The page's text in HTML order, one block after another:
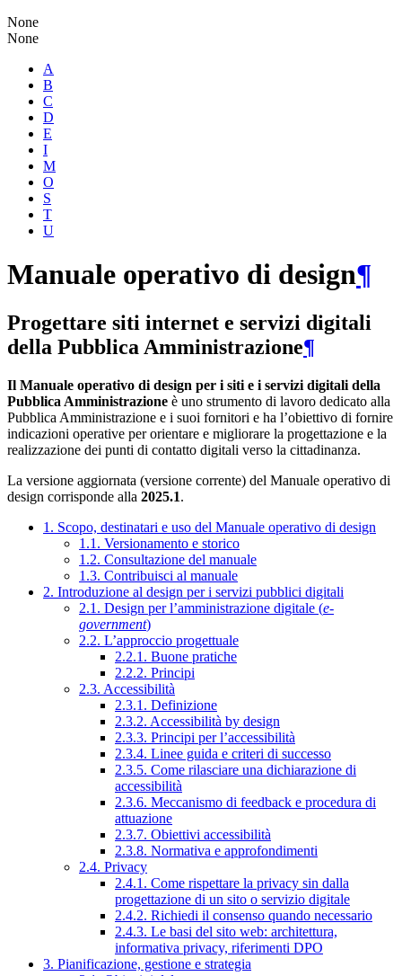
None
None
A
B
C
D
E
I
M
O
S
T
U
Manuale operativo di design¶
Progettare siti internet e servizi digitali
della Pubblica Amministrazione¶
Il Manuale operativo di design per i siti e i servizi digitali della
Pubblica Amministrazione è uno strumento di lavoro dedicato alla
Pubblica Amministrazione e i suoi fornitori e ha l’obiettivo di fornire
indicazioni operative per orientare e migliorare la progettazione e la
realizzazione dei punti di contatto digitali verso la cittadinanza.
La versione aggiornata (versione corrente) del Manuale operativo di
design corrisponde alla 2025.1.
1. Scopo, destinatari e uso del Manuale operativo di design
1.1. Versionamento e storico
1.2. Consultazione del manuale
1.3. Contribuisci al manuale
2. Introduzione al design per i servizi pubblici digitali
2.1. Design per l’amministrazione digitale (e-
government)
2.2. L’approccio progettuale
2.2.1. Buone pratiche
2.2.2. Principi
2.3. Accessibilità
2.3.1. Definizione
2.3.2. Accessibilità by design
2.3.3. Principi per l’accessibilità
2.3.4. Linee guida e criteri di successo
2.3.5. Come rilasciare una dichiarazione di
accessibilità
2.3.6. Meccanismo di feedback e procedura di
attuazione
2.3.7. Obiettivi accessibilità
2.3.8. Normativa e approfondimenti
2.4. Privacy
2.4.1. Come rispettare la privacy sin dalla
progettazione di un sito o servizio digitale
2.4.2. Richiedi il consenso quando necessario
2.4.3. Le basi del sito web: architettura,
informativa privacy, riferimenti DPO
3. Pianificazione, gestione e strategia